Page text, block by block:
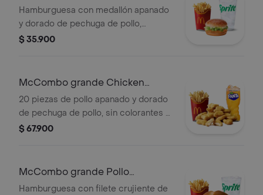
Hamburguesa con medallón apanado
y dorado de pechuga de pollo,
mayonesa cremosa y lechuga fresca,
a elección.
$ 35.900
McCombo grande Chicken
McNuggets de 20 pzas
20 piezas de pollo apanado y dorado
de pechuga de pollo, sin colorantes ni
conservantes artificiales.
$ 67.900
McCombo grande Pollo
McCrispy Deluxe
Hamburguesa con filete crujiente de